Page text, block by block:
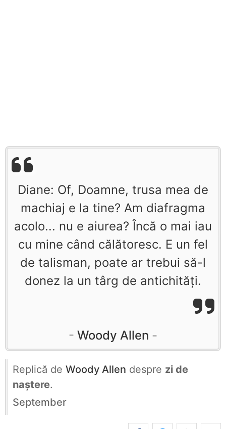
Diane: Of, Doamne, trusa mea de
machiaj e la tine? Am diafragma
acolo... nu e aiurea? Încă o mai iau
cu mine când călătoresc. E un fel
de talisman, poate ar trebui să-l
donez la un târg de antichităţi.
Woody Allen
Replică de Woody Allen despre zi de
naștere.
September